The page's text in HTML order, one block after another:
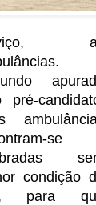
pré-
se
condição
para